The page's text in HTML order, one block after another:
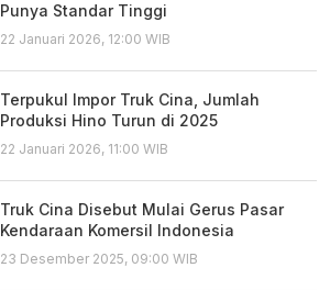
Punya Standar Tinggi
22 Januari 2026, 12:00 WIB
Terpukul Impor Truk Cina, Jumlah
Produksi Hino Turun di 2025
22 Januari 2026, 11:00 WIB
Truk Cina Disebut Mulai Gerus Pasar
Kendaraan Komersil Indonesia
23 Desember 2025, 09:00 WIB